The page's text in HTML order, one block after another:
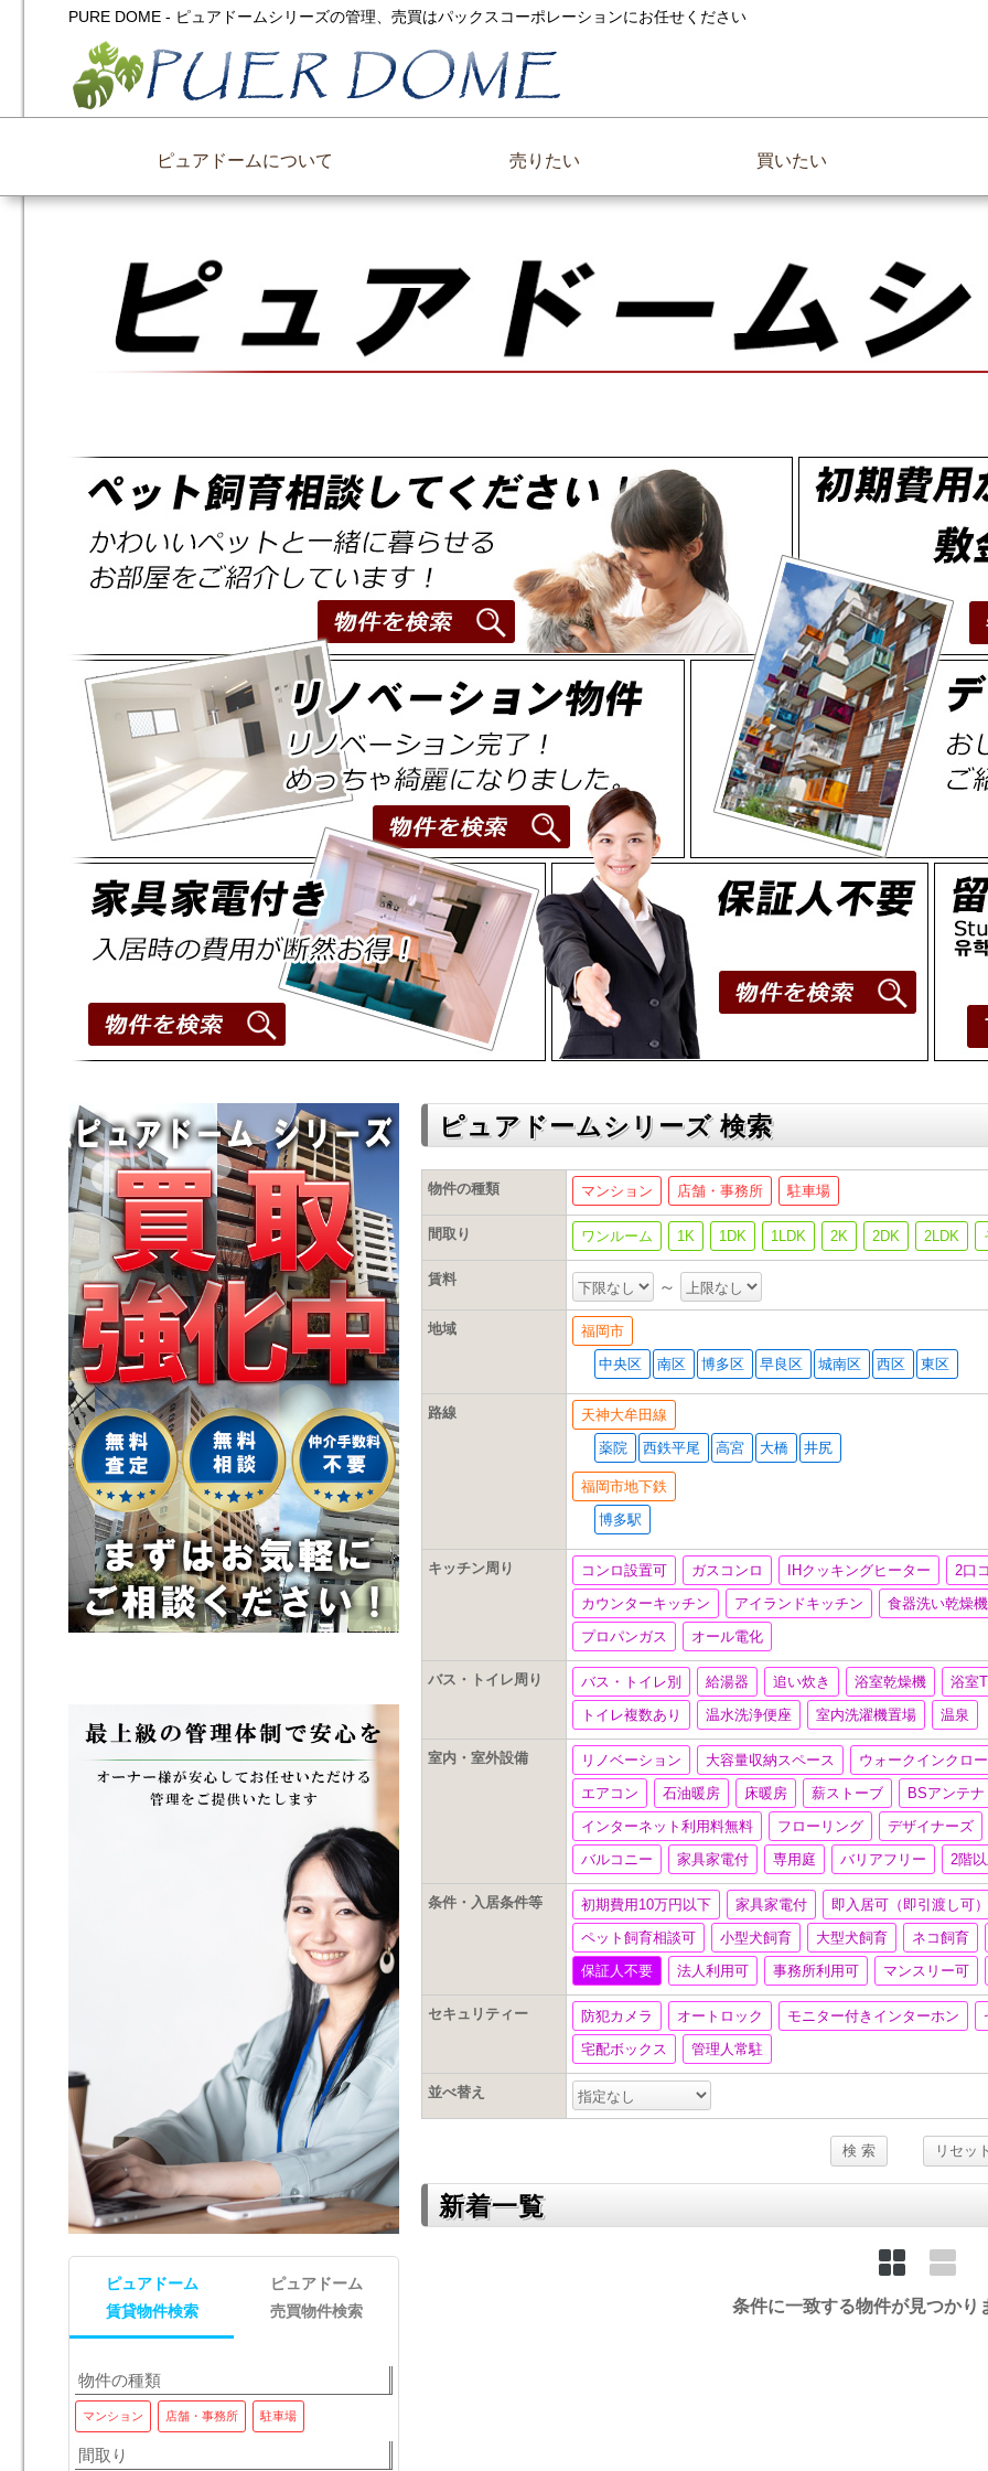
PURE DOME - ピュアドームシリーズの管理、売買はパックスコーポレーションにお任せください
ピュアドームについて 売りたい 買いたい
ピュアドームシリーズ 検索
物件の種類 マンション 店舗・事務所 駐車場
間取り ワンルーム 1K 1DK 1LDK 2K 2DK 2LDK
賃料 ～
地域
福岡市
中央区
南区 博多区 早良区 城南区 西区 東区
路線
天神大牟田線
薬院
西鉄平尾 高宮 大橋 井尻
福岡市地下鉄
博多駅
キッチン周り コンロ設置可 ガスコンロ IHクッキングヒーター
2口
カウンターキッチン
アイランドキッチン
食器洗い乾燥
プロパンガス
オール電化
バス・トイレ周り バス・トイレ別 給湯器 追い炊き 浴室乾燥機
浴室
トイレ複数あり
温水洗浄便座 室内洗濯機置場 温泉
室内・室外設備 リノベーション 大容量収納スペース
ウォークインクロ
エアコン
石油暖房 床暖房 薪ストーブ
BSアンテ
インターネット利用料無料
フローリング
デザイナーズ
バルコニー
家具家電付 専用庭 バリアフリー 2階
条件・入居条件等 初期費用10万円以下 家具家電付
即入居可（即引渡し可
ペット飼育相談可
小型犬飼育 大型犬飼育
ネコ飼育
保証人不要
法人利用可 事務所利用可 マンスリー可
セキュリティー 防犯カメラ オートロック モニター付きインターホン
宅配ボックス
管理人常駐
並べ替え
新着一覧
条件に一致する物件が見つかり
ピュアドーム
賃貸物件検索
物件の種類
マンション 店舗・事務所 駐車場
間取り
ピュアドーム
売買物件検索
マンション(区分) 店舗・事務所